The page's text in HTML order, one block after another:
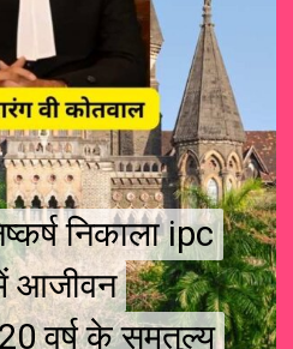
निकाला ipc
आजीवन
वर्ष के समतुल्य
निकाला ipc
आजीवन
वर्ष के समतुल्य